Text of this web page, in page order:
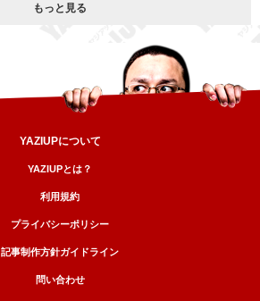
もっと見る
YAZIUPについて
YAZIUPとは？
利用規約
プライバシーポリシー
記事制作方針ガイドライン
問い合わせ